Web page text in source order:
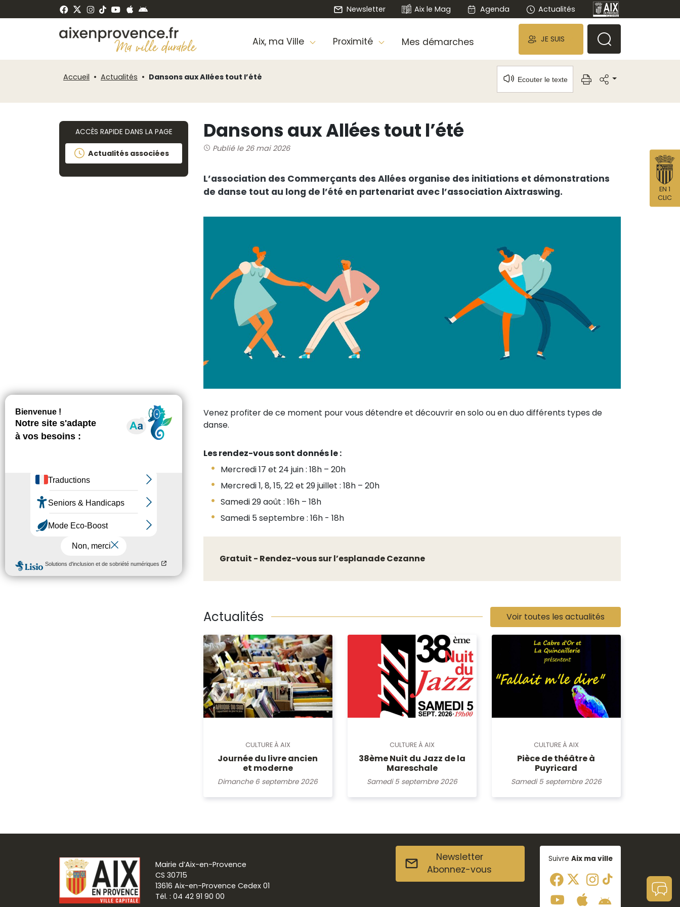
Newsletter Aix le Mag Agenda Actualités
Aix, ma Ville Proximité Mes démarches JE SUIS
Accueil Actualités Dansons aux Allées tout l’été Ecouter le texte
ACCÈS RAPIDE DANS LA PAGE
Actualités associées
Dansons aux Allées tout l’été
Publié le 26 mai 2026
L’association des Commerçants des Allées organise des initiations et démonstrations
de danse tout au long de l’été en partenariat avec l’association Aixtraswing.
Venez profiter de ce moment pour vous détendre et découvrir en solo ou en duo différents types de
danse.
Les rendez-vous sont donnés le :
Mercredi 17 et 24 juin : 18h – 20h
Mercredi 1, 8, 15, 22 et 29 juillet : 18h – 20h
Samedi 29 août : 16h – 18h
Samedi 5 septembre : 16h - 18h
Gratuit - Rendez-vous sur l’esplanade Cezanne
Actualités Voir toutes les actualités
CULTURE À AIX
Journée du livre ancien
et moderne
Dimanche 6 septembre 2026
CULTURE À AIX
38ème Nuit du Jazz de la
Mareschale
Samedi 5 septembre 2026
CULTURE À AIX
Pièce de théâtre à
Puyricard
Samedi 5 septembre 2026
Mairie d’Aix-en-Provence
CS 30715
13616 Aix-en-Provence Cedex 01
Tél. : 04 42 91 90 00
Newsletter
Abonnez-vous
Suivre Aix ma ville
EN 1
CLIC
de
Panneau de gestion des cookies